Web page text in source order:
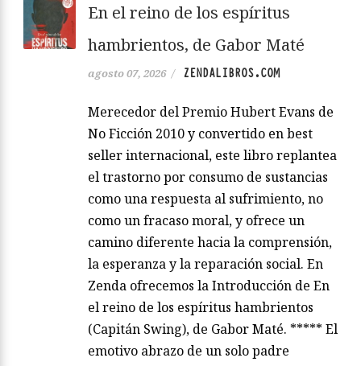
En el reino de los espíritus
hambrientos, de Gabor Maté
agosto 07, 2026 / ZENDALIBROS.COM
Merecedor del Premio Hubert Evans de
No Ficción 2010 y convertido en best
seller internacional, este libro replantea
el trastorno por consumo de sustancias
como una respuesta al sufrimiento, no
como un fracaso moral, y ofrece un
camino diferente hacia la comprensión,
la esperanza y la reparación social. En
Zenda ofrecemos la Introducción de En
el reino de los espíritus hambrientos
(Capitán Swing), de Gabor Maté. ***** El
emotivo abrazo de un solo padre